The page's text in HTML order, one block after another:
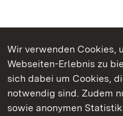
Wir verwenden Cookies,
Webseiten-Erlebnis zu
sich dabei um Cookies,
notwendig sind. Zudem
sowie anonymen
Kommen. Staunen.